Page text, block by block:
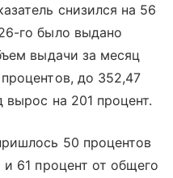
снизился на 56
го было выдано
выдачи за месяц
до 352,47
вырос на 201 процент.
50 процентов
61 процент от общего